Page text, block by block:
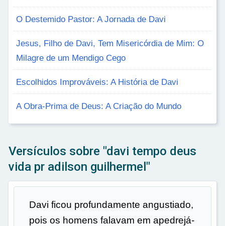
O Destemido Pastor: A Jornada de Davi
Jesus, Filho de Davi, Tem Misericórdia de Mim: O
Milagre de um Mendigo Cego
Escolhidos Improváveis: A História de Davi
A Obra-Prima de Deus: A Criação do Mundo
Versículos sobre "davi tempo deus
vida pr adilson guilhermel"
Davi ficou profundamente angustiado,
pois os homens falavam em apedrejá-